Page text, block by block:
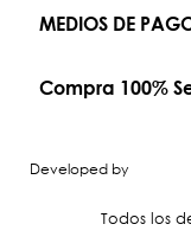
MEDIOS DE
Compra 100%
Todos los
Developed by